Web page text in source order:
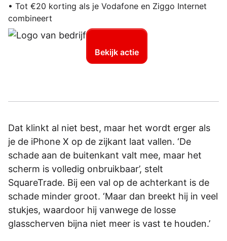
• Tot €20 korting als je Vodafone en Ziggo Internet
combineert
Bekijk actie
Dat klinkt al niet best, maar het wordt erger als
je de iPhone X op de zijkant laat vallen. ‘De
schade aan de buitenkant valt mee, maar het
scherm is volledig onbruikbaar’, stelt
SquareTrade. Bij een val op de achterkant is de
schade minder groot. ‘Maar dan breekt hij in veel
stukjes, waardoor hij vanwege de losse
glasscherven bijna niet meer is vast te houden.’